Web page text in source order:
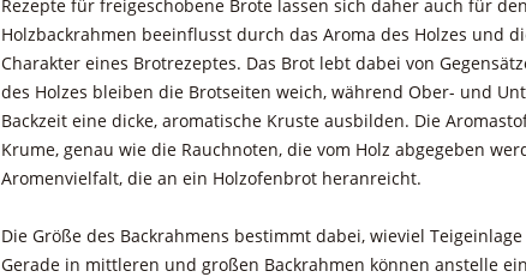
Rezepte für freigeschobene Brote lassen sich daher auch für
Holzbackrahmen beeinflusst durch das Aroma des Holzes und
Charakter eines Brotrezeptes. Das Brot lebt dabei von
des Holzes bleiben die Brotseiten weich, während Ober- und
Backzeit eine dicke, aromatische Kruste ausbilden. Die
Krume, genau wie die Rauchnoten, die vom Holz abgegeben
Aromenvielfalt, die an ein Holzofenbrot heranreicht.
Die Größe des Backrahmens bestimmt dabei, wieviel
Gerade in mittleren und großen Backrahmen können anstelle